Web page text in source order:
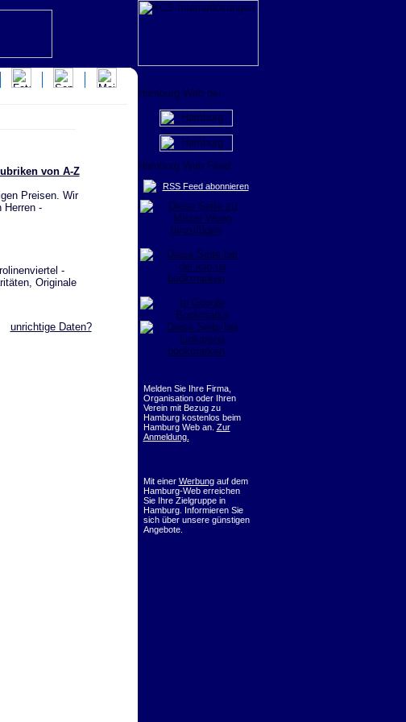
von A-Z
Preisen. Wir
Herren -
-
Originale
unrichtige Daten?
RSS Feed abonnieren
Melden Sie Ihre Firma,
Organisation oder Ihren
Verein mit Bezug zu
Hamburg kostenlos beim
Hamburg Web an. Zur
Anmeldung.
Mit einer Werbungauf dem
Hamburg-Web erreichen
Sie Ihre Zielgruppe in
Hamburg. Informieren Sie
sich über unsere günstigen
Angebote.